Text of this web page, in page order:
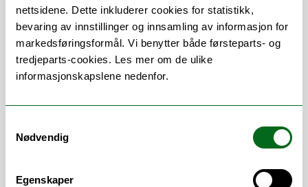
nettsidene. Dette inkluderer cookies for statistikk,
bevaring av innstillinger og innsamling av informasjon for
markedsføringsformål. Vi benytter både førsteparts- og
tredjeparts-cookies. Les mer om de ulike
informasjonskapslene nedenfor.
Nødvendig
Egenskaper
Publikasjoner
Stillingsbeskrivelse
Translational Cancer Research Group